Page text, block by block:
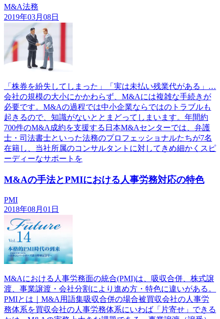
M&A法務
2019年03月08日
「株券を紛失してしまった」「実は未払い残業代がある」…
会社の規模の大小にかかわらず、M&Aには複雑な手続きが
必要です。M&Aの過程では中小企業ならではのトラブルも
起きるので、知識がないととまどってしまいます。年間約
700件のM&A成約を支援する日本M&Aセンターでは、弁護
士・司法書士といった法務のプロフェッショナルたちが7名
在籍し、当社所属のコンサルタントに対してきめ細かくスピ
ーディーなサポートを
M&Aの手法とPMIにおける人事労務対応の特色
PMI
2018年08月01日
M&Aにおける人事労務面の統合(PMI)は、吸収合併、株式譲
渡、事業譲渡・会社分割により進め方・特色に違いがある。
PMIとは｜M&A用語集吸収合併の場合被買収会社の人事労
務体系を買収会社の人事労務体系にいわば「片寄せ」できる